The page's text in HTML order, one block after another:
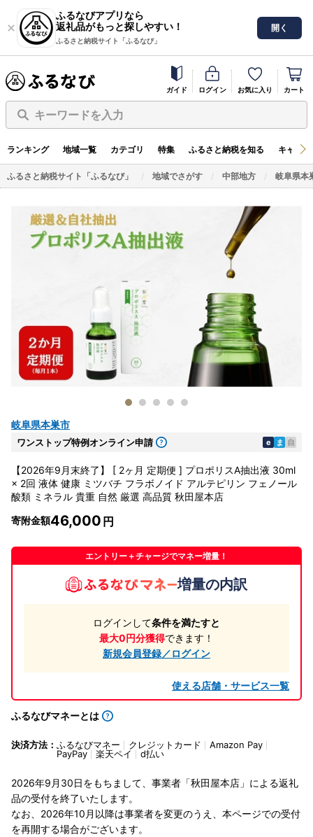
ふるなびアプリなら
返礼品がもっと探しやすい！
ふるさと納税サイト「ふるなび」
開く
ガイド ログイン お気に入り カート
キーワードを入力
ランキング 地域一覧 カテゴリ 特集 ふるさと納税を知る キャン
ふるさと納税サイト「ふるなび」 地域でさがす 中部地方 岐阜県本
岐阜県本巣市
ワンストップ特例オンライン申請 e ま 自
【2026年9月末終了】 [ 2ヶ月 定期便 ] プロポリスA抽出液 30ml
× 2回 液体 健康 ミツバチ フラボノイド アルテピリン フェノール
酸類 ミネラル 貴重 自然 厳選 高品質 秋田屋本店
寄附金額46,000
エントリー＋チャージでマネー増量！
増量の内訳
ログインして条件を満たすと
最大0円分獲得できます！
新規会員登録／ログイン
使える店舗・サービス一覧
ふるなびマネーとは
決済方法： ふるなびマネー クレジットカード
Amazon Pay
PayPay
楽天ペイ d払い
2026年9月30日をもちまして、事業者「秋田屋本店」による返礼
品の受付を終了いたします。
なお、2026年10月以降は事業者を変更のうえ、本ページでの受付
を再開する場合がございます。